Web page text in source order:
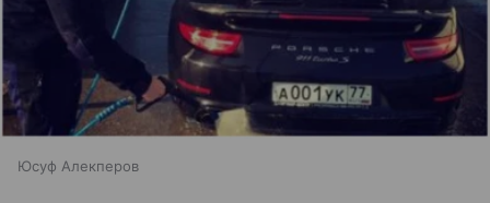
Юсуф Алекперов